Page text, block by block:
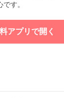
す。
アプリで開く